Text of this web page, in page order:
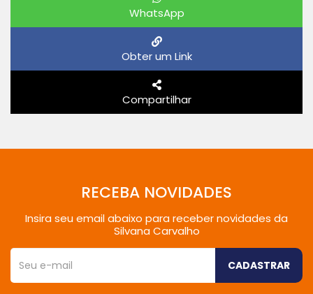
WhatsApp
Obter um Link
Compartilhar
RECEBA NOVIDADES
Insira seu email abaixo para receber novidades da
Silvana Carvalho
CADASTRAR